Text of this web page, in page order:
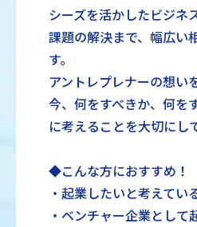
シーズを活かしたビジネ
課題の解決まで、幅広い
す。
アントレプレナーの想い
今、何をすべきか、何を
に考えることを大切にし
◆こんな方におすすめ！
・起業したいと考えてい
・ベンチャー企業とし